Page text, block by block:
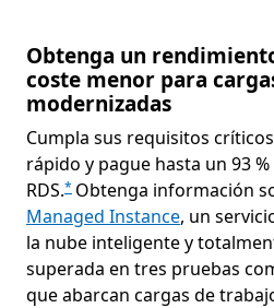
Obtenga un
coste menor para
modernizadas
Cumpla sus requisitos
rápido y pague hasta un 93
RDS.* Obtenga información
Managed Instance, un
la nube inteligente y
superada en tres pruebas
que abarcan cargas de